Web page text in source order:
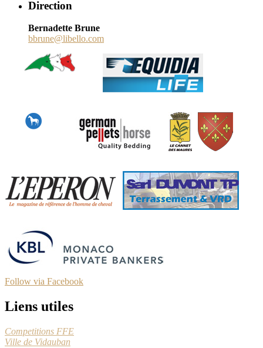
Direction
Bernadette Brune
bbrune@libello.com
Follow via Facebook
Liens utiles
Competitions FFE
Ville de Vidauban